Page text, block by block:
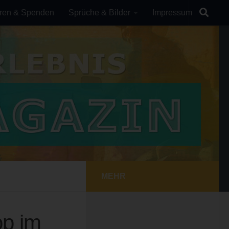
& Spenden Sprüche & Bilder Impressum
im
MEHR